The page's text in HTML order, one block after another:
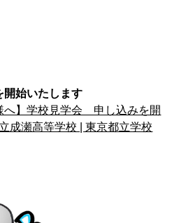
始いたします
へ】学校見学会 申し込みを開
成瀬高等学校 | 東京都立学校